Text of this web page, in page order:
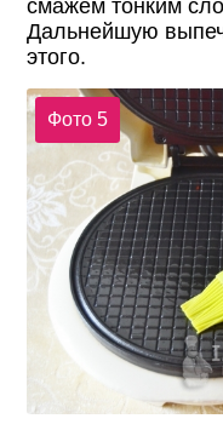
смажем тонким
Дальнейшую
этого.
Фото 5